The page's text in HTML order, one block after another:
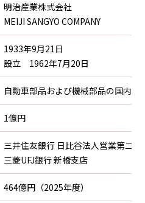
明治産業株式会社
MEIJI SANGYO COMPANY
1933年9月21日
設立 1962年7月20日
自動車部品および機械部品の国内
1億円
三井住友銀行 日比谷法人営業第二部
三菱UFJ銀行 新橋支店
464億円（2025年度）